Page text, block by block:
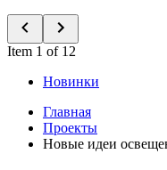
Item 1 of 12
Новинки
Главная
Проекты
Новые идеи